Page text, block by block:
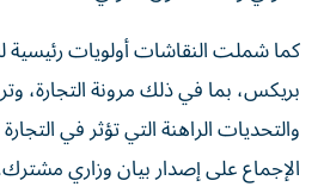
كما شملت النقاشات أولويات رئيسية
بريكس، بما في ذلك مرونة التجارة،
والتحديات الراهنة التي تؤثر في
الإجماع على إصدار بيان وزاري